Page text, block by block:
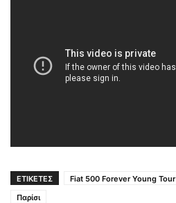
ΕΤΙΚΕΤΕΣ Fiat 500 Forever Young Tour
Παρίσι